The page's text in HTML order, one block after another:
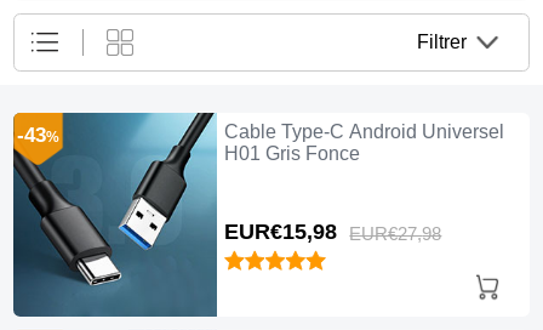
Filtrer
Cable Type-C Android Universel
H01 Gris Fonce
EUR€15,98 EUR€27,98
-43%